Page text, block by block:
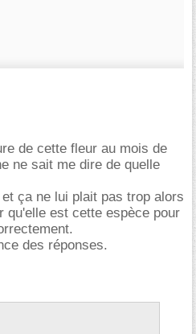
de cette fleur au mois de
ne sait me dire de quelle
ça ne lui plait pas trop alors
qu'elle est cette espèce pour
des réponses.